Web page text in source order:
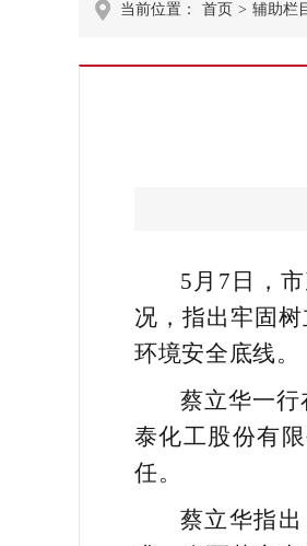
当前位置： 首页 > 辅助栏
5月7日，
况，指出牢固
环境安全底线。
蔡立华一
泰化工股份有
任。
蔡立华指